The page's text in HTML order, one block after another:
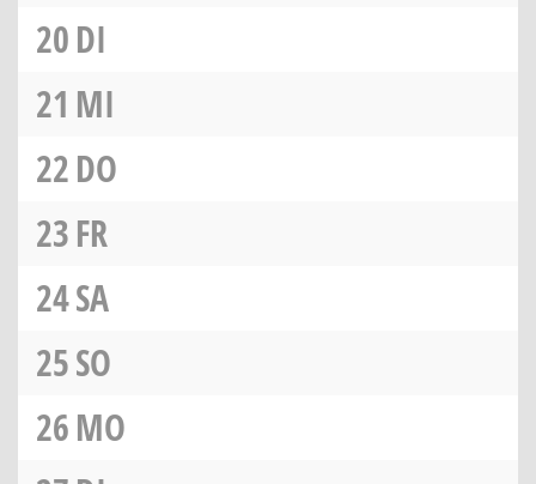
20DI
21 MI
22DO
23FR
24SA
25SO
26MO